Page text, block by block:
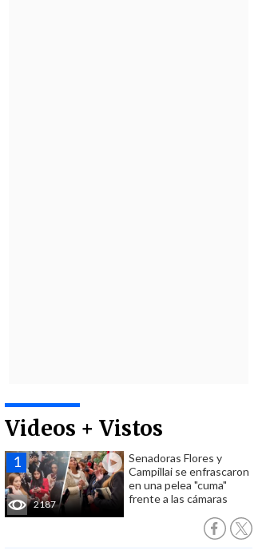
Videos + Vistos
2187
Senadoras Flores y
Campillai se enfrascaron
en una pelea "cuma"
frente a las cámaras